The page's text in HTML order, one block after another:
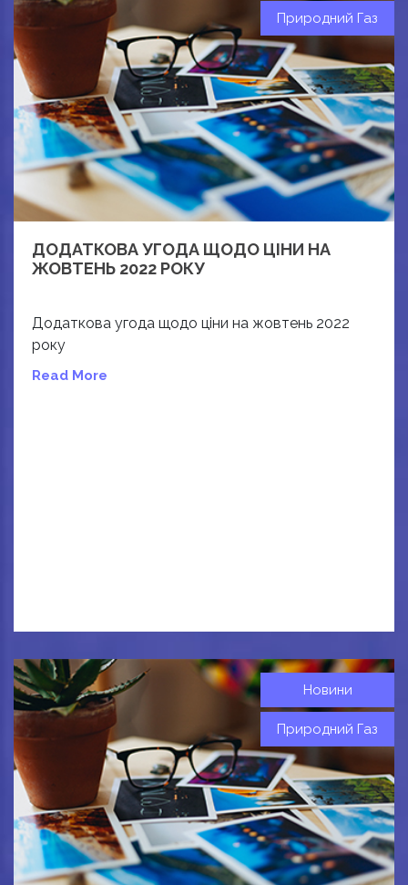
Природний Газ
ДОДАТКОВА УГОДА ЩОДО ЦІНИ НА
ЖОВТЕНЬ 2022 РОКУ
Додаткова угода щодо ціни на жовтень 2022
року
Read More
Новини
Природний Газ